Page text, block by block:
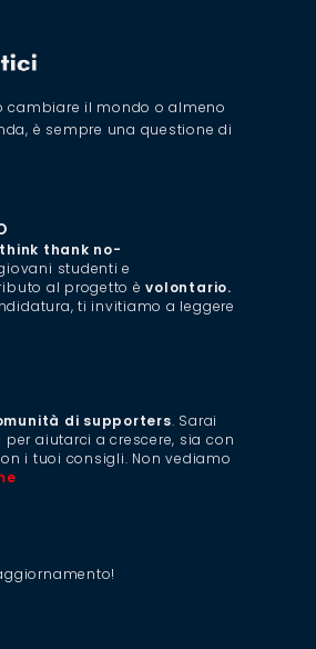
cambiare il mondo o almeno
è sempre una questione di
think thank no-
studenti e
al progetto èvolontario.
ti invitiamo a leggere
di supporters. Sarai
per aiutarci a crescere, sia con
i tuoi consigli. Non vediamo